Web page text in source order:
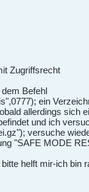
Zugriffsrecht
Befehl
ein
allerdings sich
und ich
versuche
"SAFE MODE
helft mir-ich bin